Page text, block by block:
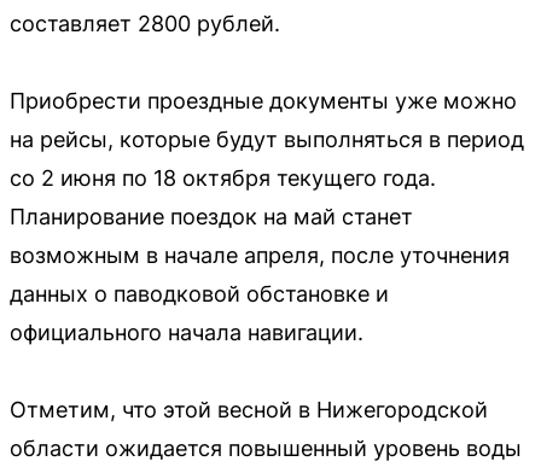
составляет 2800 рублей.
Приобрести проездные документы уже можно
на рейсы, которые будут выполняться в период
со 2 июня по 18 октября текущего года.
Планирование поездок на май станет
возможным в начале апреля, после уточнения
данных о паводковой обстановке и
официального начала навигации.
Отметим, что этой весной в Нижегородской
области ожидается повышенный уровень воды